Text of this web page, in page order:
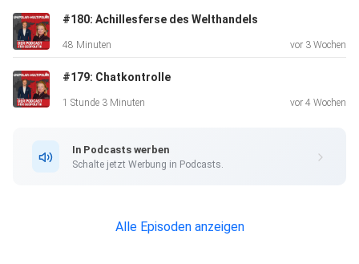
#180: Achillesferse des Welthandels
48 Minuten vor 3 Wochen
#179: Chatkontrolle
1 Stunde 3 Minuten vor 4 Wochen
In Podcasts werben
Schalte jetzt Werbung in Podcasts.
Alle Episoden anzeigen